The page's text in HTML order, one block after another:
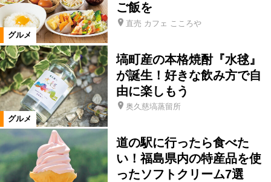
仙台市 米沢市 高畠町
福島市郊外 福島市市街地
カテゴリ
洋食 中国料理・台湾料理
韓国料理 カレー 餃子
グルメ
ご飯を
直売 カフェ こころや
グルメ
塙町産の本格焼酎『水毬』
が誕生！好きな飲み方で自
由に楽しもう
奥久慈塙蒸留所
道の駅に行ったら食べた
い！福島県内の特産品を使
ったソフトクリーム7選